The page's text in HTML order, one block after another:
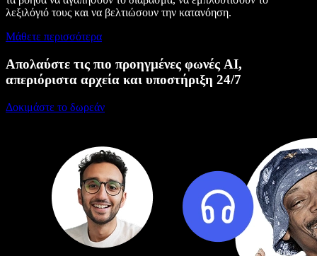
λεξιλόγιό τους και να βελτιώσουν την κατανόηση.
Μάθετε περισσότερα
Απολαύστε τις πιο προηγμένες φωνές AI,
απεριόριστα αρχεία και υποστήριξη 24/7
Δοκιμάστε το δωρεάν